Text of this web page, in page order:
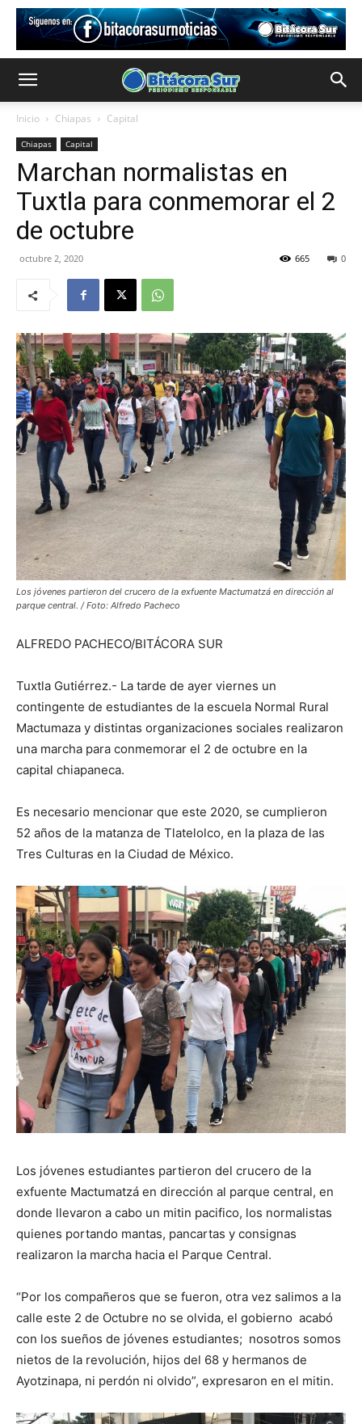
Inicio Chiapas Capital
Chiapas Capital
Marchan normalistas en
Tuxtla para conmemorar el 2
de octubre
octubre 2, 2020 0
665
Los jóvenes partieron del crucero de la exfuente Mactumatzá en dirección al
parque central. / Foto: Alfredo Pacheco
ALFREDO PACHECO/BITÁCORA SUR
Tuxtla Gutiérrez.- La tarde de ayer viernes un
contingente de estudiantes de la escuela Normal Rural
Mactumaza y distintas organizaciones sociales realizaron
una marcha para conmemorar el 2 de octubre en la
capital chiapaneca.
Es necesario mencionar que este 2020, se cumplieron
52 años de la matanza de Tlatelolco, en la plaza de las
Tres Culturas en la Ciudad de México.
Los jóvenes estudiantes partieron del crucero de la
exfuente Mactumatzá en dirección al parque central, en
donde llevaron a cabo un mitin pacifico, los normalistas
quienes portando mantas, pancartas y consignas
realizaron la marcha hacia el Parque Central.
“Por los compañeros que se fueron, otra vez salimos a la
calle este 2 de Octubre no se olvida, el gobierno acabó
con los sueños de jóvenes estudiantes; nosotros somos
nietos de la revolución, hijos del 68 y hermanos de
Ayotzinapa, ni perdón ni olvido”, expresaron en el mitin.